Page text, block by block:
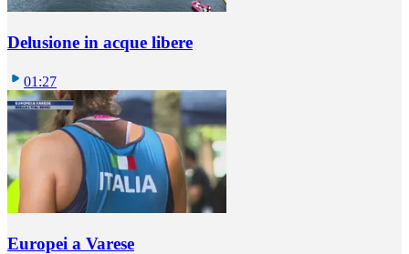
Delusione in acque libere
01:27
Europei a Varese